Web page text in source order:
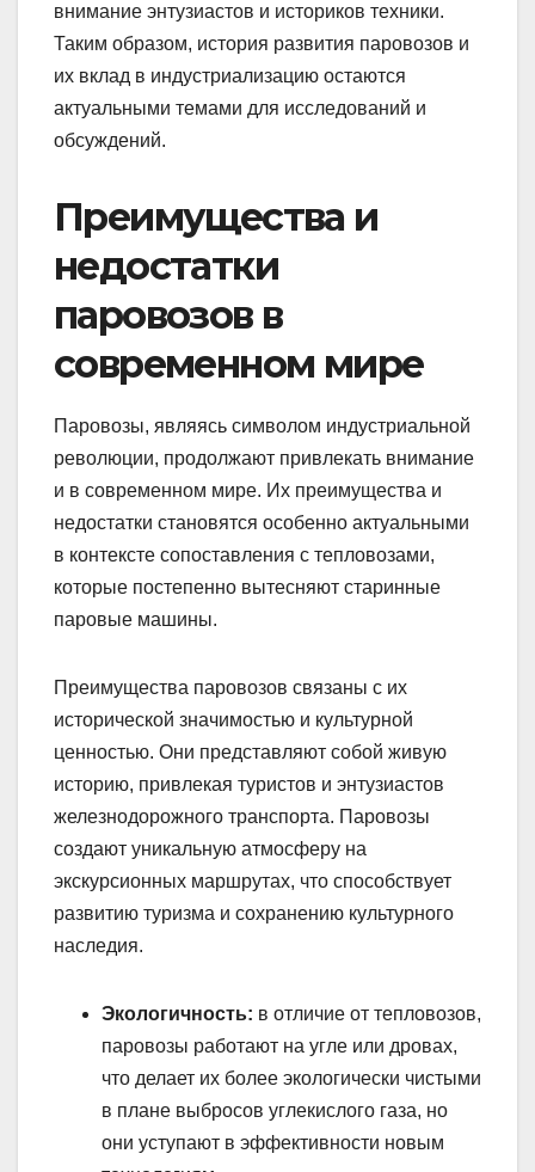
внимание энтузиастов и историков техники.
Таким образом, история развития паровозов и
их вклад в индустриализацию остаются
актуальными темами для исследований и
обсуждений.
Преимущества и
недостатки
паровозов в
современном мире
Паровозы, являясь символом индустриальной
революции, продолжают привлекать внимание
и в современном мире. Их преимущества и
недостатки становятся особенно актуальными
в контексте сопоставления с тепловозами,
которые постепенно вытесняют старинные
паровые машины.
Преимущества паровозов связаны с их
исторической значимостью и культурной
ценностью. Они представляют собой живую
историю, привлекая туристов и энтузиастов
железнодорожного транспорта. Паровозы
создают уникальную атмосферу на
экскурсионных маршрутах, что способствует
развитию туризма и сохранению культурного
наследия.
Экологичность: в отличие от тепловозов,
паровозы работают на угле или дровах,
что делает их более экологически чистыми
в плане выбросов углекислого газа, но
они уступают в эффективности новым